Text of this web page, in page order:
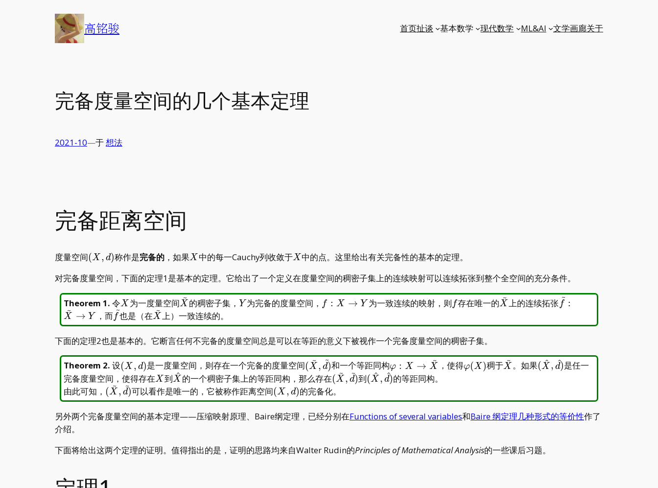
高铭骏 首页扯谈 基本数学 现代数学 ML&AI 文学画廊关于
完备度量空间的几个基本定理
2021-10—于想法
完备距离空间
度量空间(X,
(X , d)称作是完备的，如果X
X 中的每一Cauchy列收敛于X
X 中的点。这里给出有关完备性的基本的定理。
对完备度量空间，下面的定理1是基本的定理。它给出了一个定义在度量空间的稠密子集上的连续映射可以连续拓张到整个全空间的充分条件。
Theorem 1. 令X
X 为一度量空间\tilde
X
X
~的稠密子集， Y
Y 为完备的度量空间， f:X\to
f : X → Y 为一致连续的映射，则ff存在唯一的\tilde
X
~上的连续拓张 \tilde
X\to
f
~
:
X
~
→ Y ，而\tilde
f
f
~也是（在\tilde
X
X
~上）一致连续的。
下面的定理2也是基本的。它断言任何不完备的度量空间总是可以在等距的意义下被视作一个完备度量空间的稠密子集。
Theorem 2. 设(X,d)
(X , d)是一度量空间，则存在一个完备的度量空间(\tilde
X,
\tilde
d)
(X
~
, d
~
)和一个等距同构\varphi:X\to\tilde
X
φ : X → X
~ ，使得\varphi(X)
φ(X )稠于\tilde
X
~。如果(\hat
(X
^, d^)是任一
完备度量空间，使得存在X
X 到\hat
X
X
^的一个稠密子集上的等距同构，那么存在(\tilde
X,\tilde
d)
(X
~
, d
~
)到(\hat
d)
(X
^, d^)的等距同构。
由此可知， (\tilde
X,\tilde
d)
(X
~
, d
~
)可以看作是唯一的，它被称作距离空间(X,d)
(X , d)的完备化。
另外两个完备度量空间的基本定理——压缩映射原理、Baire纲定理，已经分别在Functions of several variables和Baire 纲定理几种形式的等价性作了
介绍。
下面将给出这两个定理的证明。值得指出的是，证明的思路均来自Walter Rudin的Principles of Mathematical Analysis的一些课后习题。